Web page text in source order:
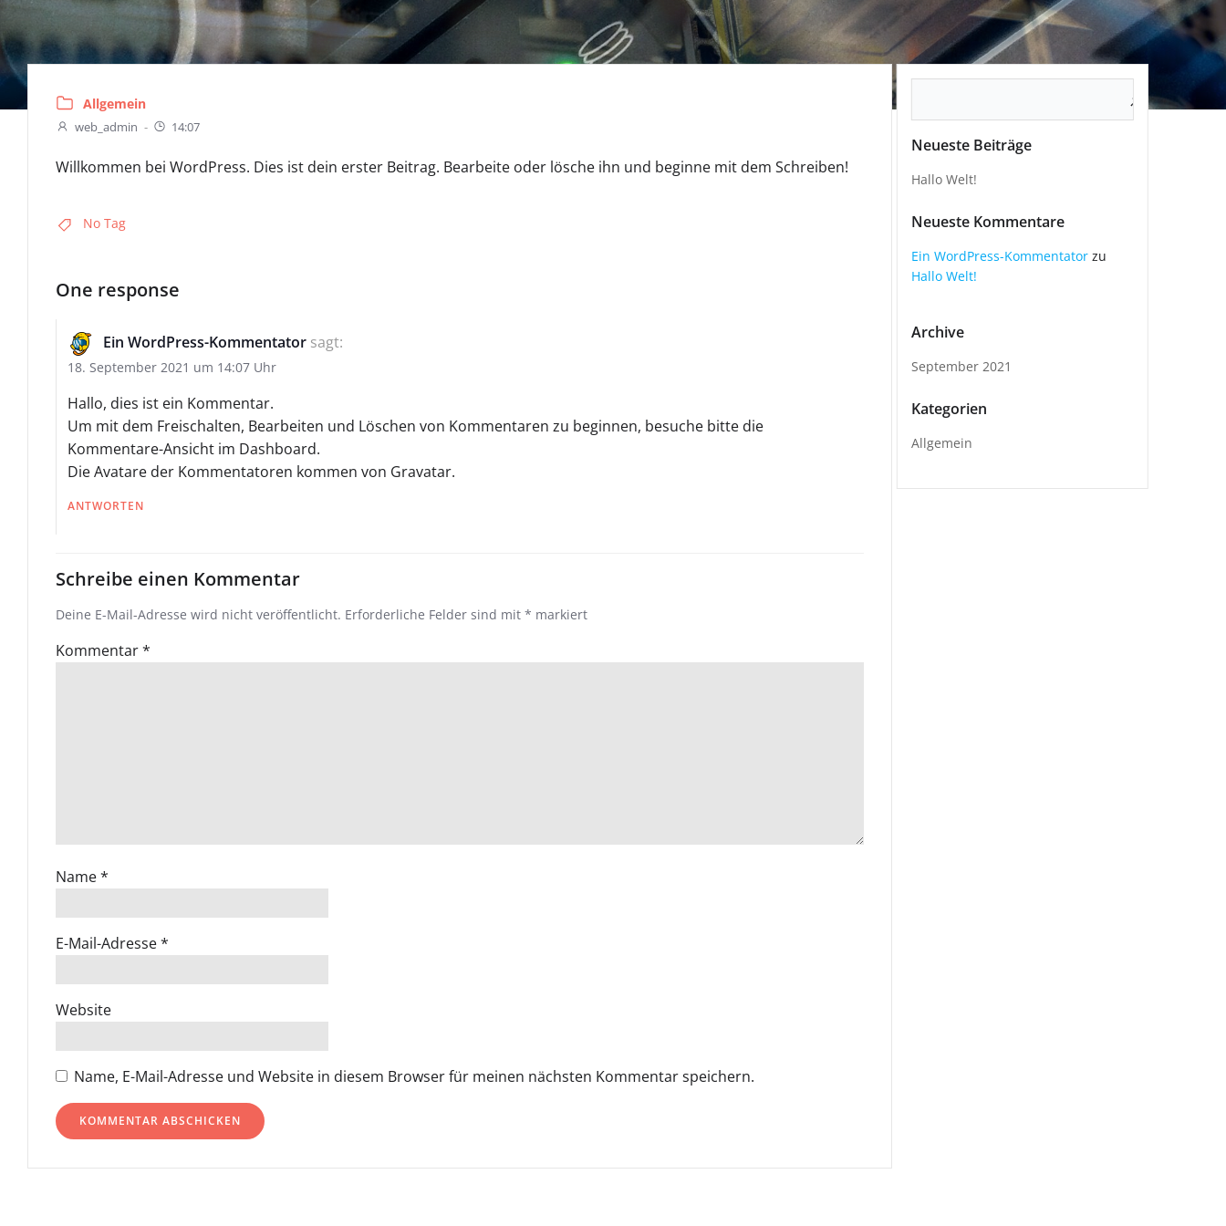
Allgemein
web_admin - 14:07
Willkommen bei WordPress. Dies ist dein erster Beitrag. Bearbeite oder lösche ihn und beginne mit dem Schreiben!
No Tag
One response
Ein WordPress-Kommentator sagt:
18. September 2021 um 14:07 Uhr
Hallo, dies ist ein Kommentar.
Um mit dem Freischalten, Bearbeiten und Löschen von Kommentaren zu beginnen, besuche bitte die
Kommentare-Ansicht im Dashboard.
Die Avatare der Kommentatoren kommen von Gravatar.
ANTWORTEN
Schreibe einen Kommentar
Deine E-Mail-Adresse wird nicht veröffentlicht. Erforderliche Felder sind mit * markiert
Kommentar*
Name*
E-Mail-Adresse*
Website
Name, E-Mail-Adresse und Website in diesem Browser für meinen nächsten Kommentar speichern.
Neueste Beiträge
Hallo Welt!
Neueste Kommentare
Ein WordPress-Kommentatorzu
Hallo Welt!
Archive
September 2021
Kategorien
Allgemein